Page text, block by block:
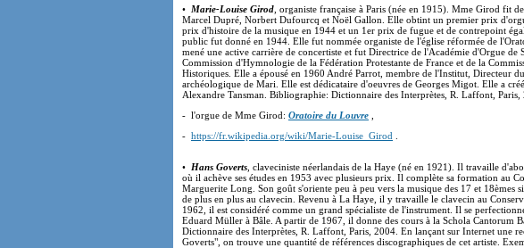
• Marie-Louise Girod , organiste française à Paris (née en 1915). Mme Girod fit
Marcel Dupré, Norbert Dufourcq et Noël Gallon. Elle obtint un premier prix
prix d'histoire de la musique en 1944 et un 1er prix de fugue et de contrepoint
public fut donné en 1944. Elle fut nommée organiste de l'église réformée de
mené une active carrière de concertiste et fut Directrice de l'Académie d'Orgue de
Commission d'Hymnologie de la Fédération Protestante de France et de la
Historiques. Elle a épousé en 1960 André Parrot, membre de l'Institut, Directeur
archéologique de Mari. Elle est dédicataire d'oeuvres de Georges Migot. Elle a
Alexandre Tansman. Bibliographie: Dictionnaire des Interprètes, R. Laffont, Paris,
- l'orgue de Mme Girod: Oratoire du Louvre
- https://fr.wikipedia.org/wiki/Marie-Louise_Girod
• Hans Goverts , claveciniste néerlandais de la Haye (né en 1921). Il travaille
où il achève ses études en 1953 avec plusieurs prix. Il complète sa formation au
Marguerite Long. Son goût s'oriente peu à peu vers la musique des 17 et 18èmes
de plus en plus au clavecin. Revenu à La Haye, il y travaille le clavecin au
1962, il est considéré comme un grand spécialiste de l'instrument. Il se
Eduard Müller à Bâle. A partir de 1967, il donne des cours à la Schola Cantorum
Dictionnaire des Interprètes, R. Laffont, Paris, 2004. En lançant sur Internet une
Goverts", on trouve une quantité de références discographiques de cet artiste.